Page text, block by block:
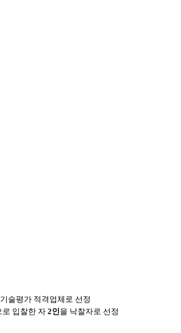
술평가 적격업체로 선정
로 입찰한 자 2인을 낙찰자로 선정